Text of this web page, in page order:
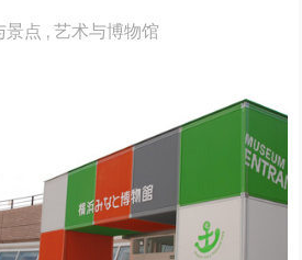
景点 , 艺术与博物馆